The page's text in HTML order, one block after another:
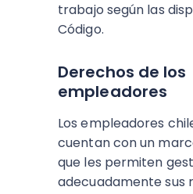
trabajo según las
Código.
Derechos de los
empleadores
Los empleadores
cuentan con un
que les permiten
adecuadamente sus